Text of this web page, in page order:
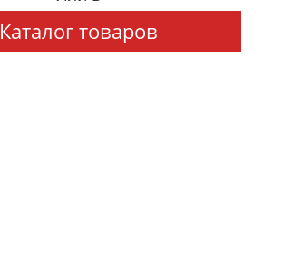
Каталог товаров